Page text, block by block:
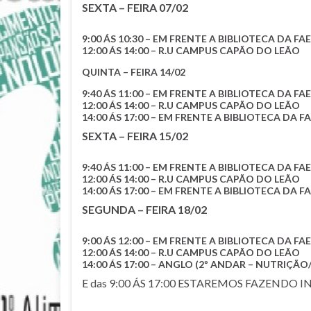
SEXTA – FEIRA 07/02
9:00 ÁS 10:30 – EM FRENTE A BIBLIOTECA DA
12:00 ÁS 14:00 – R.U CAMPUS CAPÃO DO LEÃO
QUINTA – FEIRA 14/02
9:40 ÁS 11:00 – EM FRENTE A BIBLIOTECA DA
12:00 ÁS 14:00 – R.U CAMPUS CAPÃO DO LEÃO
14:00 ÁS 17:00 – EM FRENTE A BIBLIOTECA DA
SEXTA – FEIRA 15/02
9:40 ÁS 11:00 – EM FRENTE A BIBLIOTECA DA
12:00 ÁS 14:00 – R.U CAMPUS CAPÃO DO LEÃO
14:00 ÁS 17:00 – EM FRENTE A BIBLIOTECA DA
SEGUNDA – FEIRA 18/02
9:00 ÁS 12:00 – EM FRENTE A BIBLIOTECA DA
12:00 ÁS 14:00 – R.U CAMPUS CAPÃO DO LEÃO
14:00 ÁS 17:00 – ANGLO (2º ANDAR –
E das 9:00 ÁS 17:00 ESTAREMOS FAZENDO